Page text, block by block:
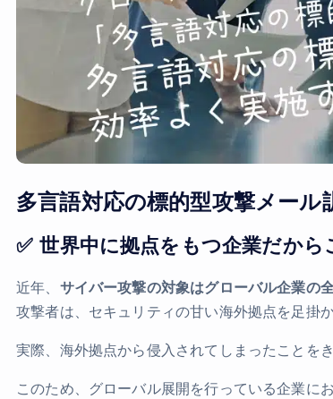
多言語対応の標的型攻撃メール
✅ 世界中に拠点をもつ企業だか
近年、 サイバー攻撃の対象はグローバル企業の
攻撃者は、セキュリティの甘い海外拠点を足掛
実際、海外拠点から侵入されてしまったことを
このため、グローバル展開を行っている企業に